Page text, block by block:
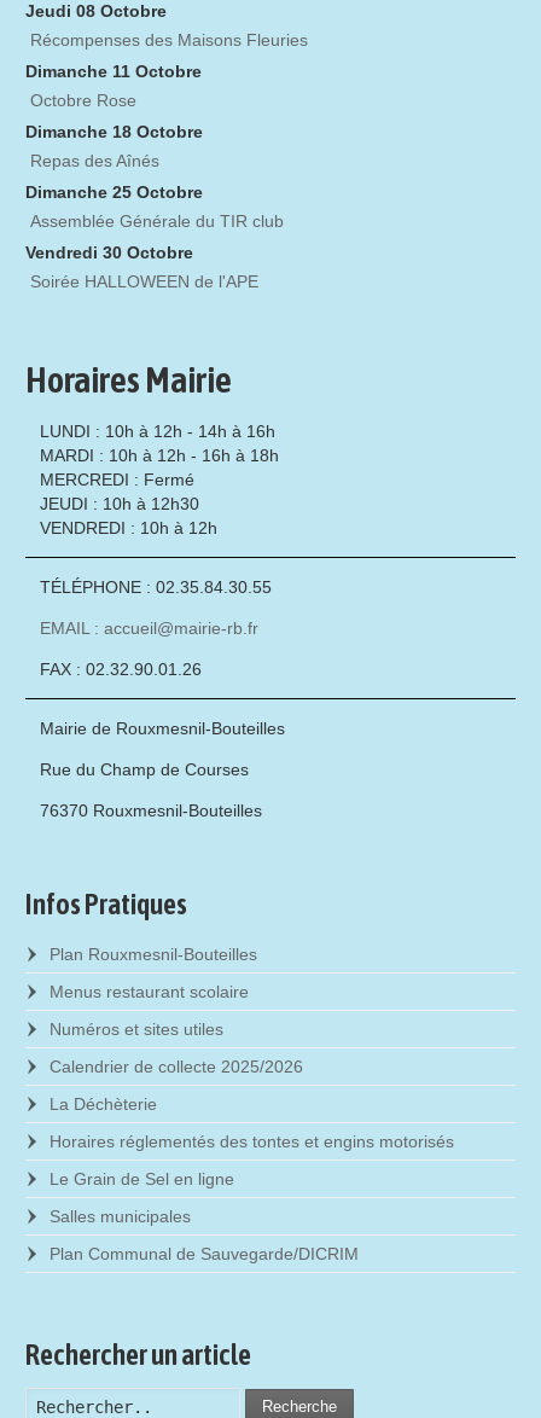
Jeudi 08 Octobre
Récompenses des Maisons Fleuries
Dimanche 11 Octobre
Octobre Rose
Dimanche 18 Octobre
Repas des Aînés
Dimanche 25 Octobre
Assemblée Générale du TIR club
Vendredi 30 Octobre
Soirée HALLOWEEN de l'APE
Horaires Mairie
LUNDI : 10h à 12h - 14h à 16h
MARDI : 10h à 12h - 16h à 18h
MERCREDI : Fermé
JEUDI : 10h à 12h30
VENDREDI : 10h à 12h
TÉLÉPHONE : 02.35.84.30.55
EMAIL : accueil@mairie-rb.fr
FAX : 02.32.90.01.26
Mairie de Rouxmesnil-Bouteilles
Rue du Champ de Courses
76370 Rouxmesnil-Bouteilles
Infos Pratiques
Plan Rouxmesnil-Bouteilles
Menus restaurant scolaire
Numéros et sites utiles
Calendrier de collecte 2025/2026
La Déchèterie
Horaires réglementés des tontes et engins motorisés
Le Grain de Sel en ligne
Salles municipales
Plan Communal de Sauvegarde/DICRIM
Rechercher un article
Recherche